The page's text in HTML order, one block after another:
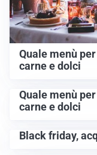
Quale menù
carne e dolci
Quale menù
carne e dolci
Black friday,